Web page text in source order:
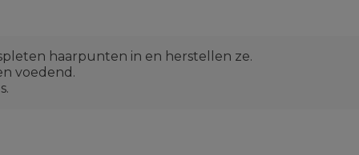
haarpunten in en herstellen ze.
voedend.